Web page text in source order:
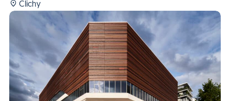
Clichy